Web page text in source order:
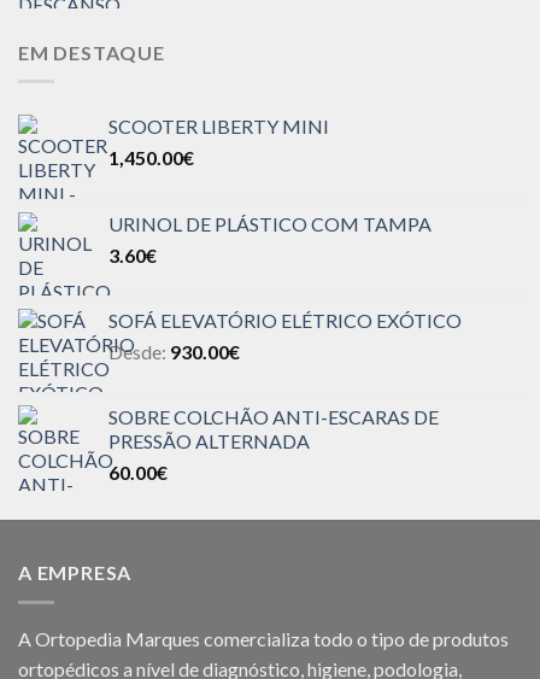
EM DESTAQUE
SCOOTER LIBERTY MINI
1,450.00€
URINOL DE PLÁSTICO COM TAMPA
3.60€
SOFÁ ELEVATÓRIO ELÉTRICO EXÓTICO
Desde: 930.00€
SOBRE COLCHÃO ANTI-ESCARAS DE
PRESSÃO ALTERNADA
60.00€
A EMPRESA
A Ortopedia Marques comercializa todo o tipo de produtos
ortopédicos a nível de diagnóstico, higiene, podologia,